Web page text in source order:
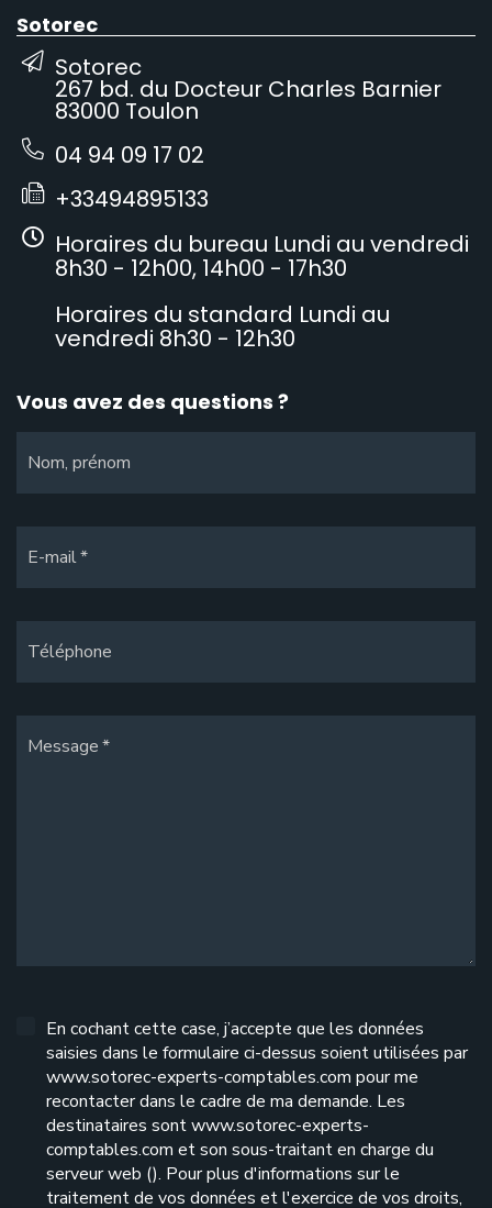
Sotorec
Sotorec
267 bd. du Docteur Charles Barnier
83000 Toulon
04 94 09 17 02
+33494895133
Horaires du bureau Lundi au vendredi
8h30 - 12h00, 14h00 - 17h30
Horaires du standard Lundi au
vendredi 8h30 - 12h30
Vous avez des questions ?
Nom, prénom
E-mail
Téléphone
Message
En cochant cette case, j’accepte que les données
saisies dans le formulaire ci-dessus soient utilisées par
www.sotorec-experts-comptables.com pour me
recontacter dans le cadre de ma demande. Les
destinataires sont www.sotorec-experts-
comptables.com et son sous-traitant en charge du
serveur web (). Pour plus d'informations sur le
traitement de vos données et l'exercice de vos droits,